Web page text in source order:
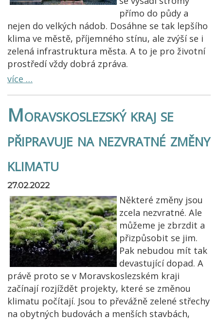
přímo do půdy a
nejen do velkých nádob. Dosáhne se tak lepšího
klima ve městě, příjemného stínu, ale zvýší se i
zelená infrastruktura města. A to je pro životní
prostředí vždy dobrá zpráva.
více …
Moravskoslezský kraj se
připravuje na nezvratné změny
klimatu
27.02.2022
Některé změny jsou
zcela nezvratné. Ale
můžeme je zbrzdit a
přizpůsobit se jim.
Pak nebudou mít tak
devastující dopad. A
právě proto se v Moravskoslezském kraji
začínají rozjíždět projekty, které se změnou
klimatu počítají. Jsou to převážně zelené střechy
na obytných budovách a menších stavbách,